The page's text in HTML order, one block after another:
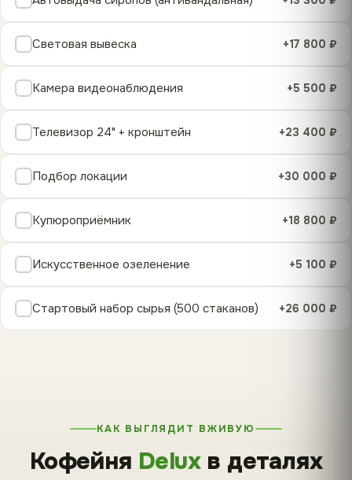
Световая вывеска +17 800 ₽
Камера видеонаблюдения +5 500 ₽
Телевизор 24" + кронштейн +23 400 ₽
Подбор локации +30 000 ₽
Купюроприёмник +18 800 ₽
Искусственное озеленение +5 100 ₽
Стартовый набор сырья (500 стаканов) +26 000 ₽
КАК ВЫГЛЯДИТ ВЖИВУЮ
Кофейня Deluxв деталях